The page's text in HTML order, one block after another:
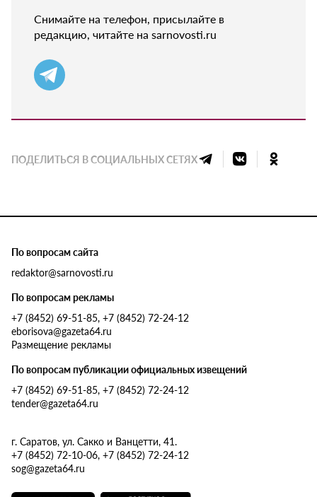
Снимайте на телефон, присылайте в
редакцию, читайте на sarnovosti.ru
ПОДЕЛИТЬСЯ В СОЦИАЛЬНЫХ СЕТЯХ
По вопросам сайта
redaktor@sarnovosti.ru
По вопросам рекламы
+7 (8452) 69-51-85, +7 (8452) 72-24-12
eborisova@gazeta64.ru
Размещение рекламы
По вопросам публикации официальных извещений
+7 (8452) 69-51-85, +7 (8452) 72-24-12
tender@gazeta64.ru
г. Саратов, ул. Сакко и Ванцетти, 41.
+7 (8452) 72-10-06, +7 (8452) 72-24-12
sog@gazeta64.ru